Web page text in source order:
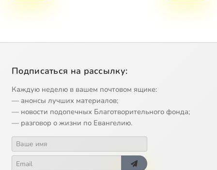
Подписаться на рассылку:
Каждую неделю в вашем почтовом ящике:
— анонсы лучших материалов;
— новости подопечных Благотворительного фонда;
— разговор о жизни по Евангелию.